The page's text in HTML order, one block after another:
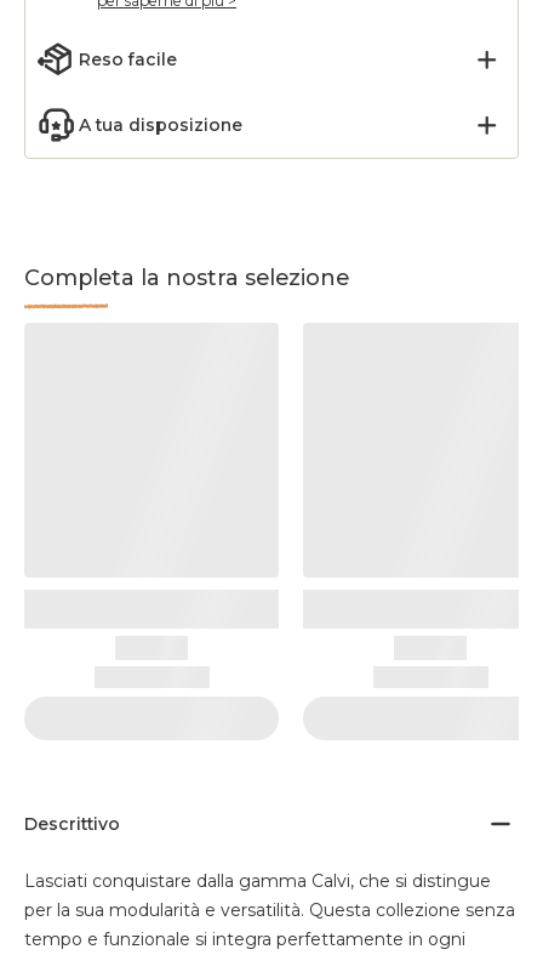
Reso facile
A tua disposizione
Completa la nostra selezione
Descrittivo
Lasciati conquistare dalla gamma Calvi, che si distingue
per la sua modularità e versatilità. Questa collezione senza
tempo e funzionale si integra perfettamente in ogni